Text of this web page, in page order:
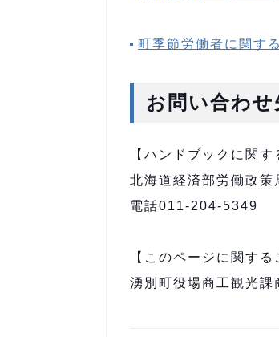
町季節労働者に関す
お問い合わせ
【ハンドブックに関す
北海道経済部労働政策
電話011-204-5349
【このページに関する
湧別町役場商工観光